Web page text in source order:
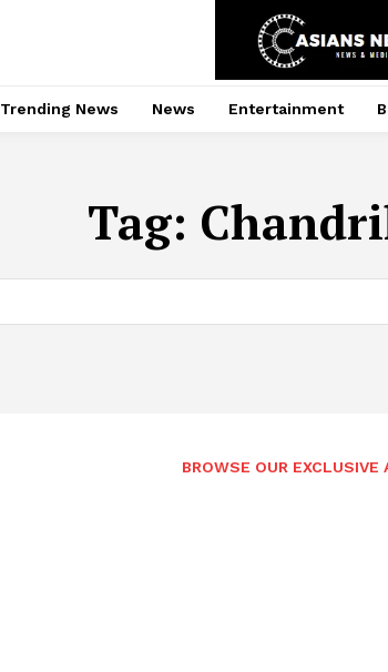
Trending News News Entertainment
Tag:
BROWSE OUR EXCLUSIVE